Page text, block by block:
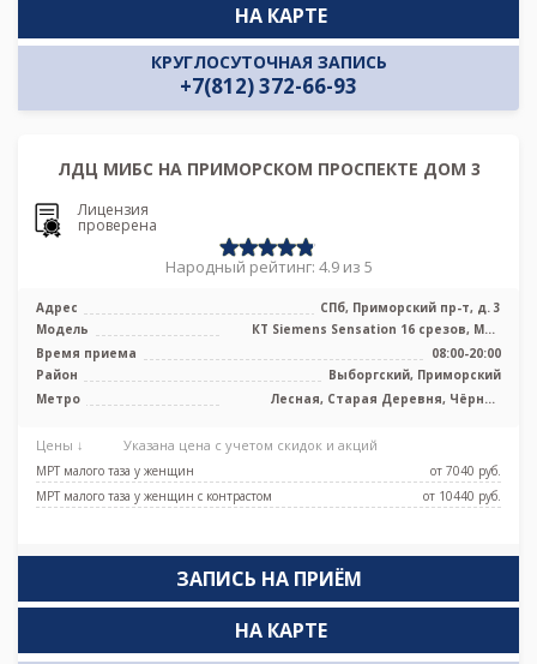
КРУГЛОСУТОЧНАЯ ЗАПИСЬ
+7(812) 372-66-93
НА КАРТЕ
ЛДЦ МИБС НА ПРИМОРСКОМ ПРОСПЕКТЕ ДОМ 3
Лицензия
проверена
Народный рейтинг: 4.9 из 5
Адрес
СПб, Приморский пр-т, д. 3
Модель
КТ Siemens Sensation 16 срезов, МРТ
Siemens Magnetom Avanto 1.5 Тесла
Время приема
08:00-20:00
Район
Выборгский, Приморский
Метро
Лесная, Старая Деревня, Чёрная
Цены ↓ Указана цена с учетом скидок и акций
МРТ малого таза у женщин
от 7040 pуб.
МРТ малого таза у женщин с контрастом
от 10440 pуб.
ЗАПИСЬ НА ПРИЁМ
НА КАРТЕ